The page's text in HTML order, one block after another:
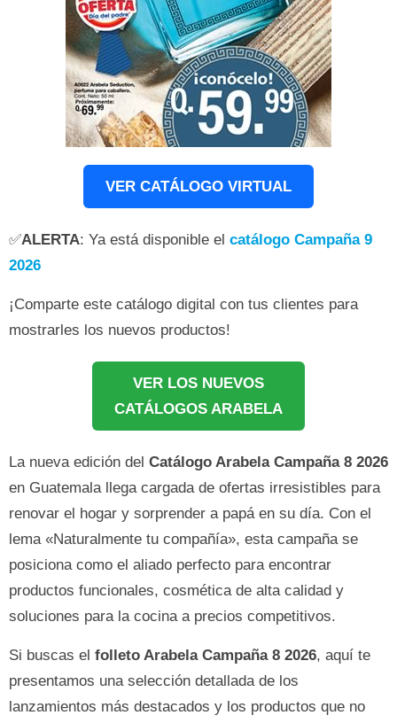
VER CATÁLOGO VIRTUAL
✅ALERTA: Ya está disponible el catálogo Campaña 9
2026
¡Comparte este catálogo digital con tus clientes para
mostrarles los nuevos productos!
VER LOS NUEVOS
CATÁLOGOS ARABELA
La nueva edición del Catálogo Arabela Campaña 8 2026
en Guatemala llega cargada de ofertas irresistibles para
renovar el hogar y sorprender a papá en su día. Con el
lema «Naturalmente tu compañía», esta campaña se
posiciona como el aliado perfecto para encontrar
productos funcionales, cosmética de alta calidad y
soluciones para la cocina a precios competitivos.
Si buscas el folleto Arabela Campaña 8 2026, aquí te
presentamos una selección detallada de los
lanzamientos más destacados y los productos que no